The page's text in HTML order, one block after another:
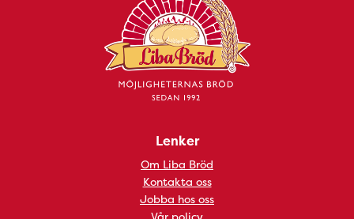
Lenker
Om Liba Bröd
Kontakta oss
Jobba hos oss